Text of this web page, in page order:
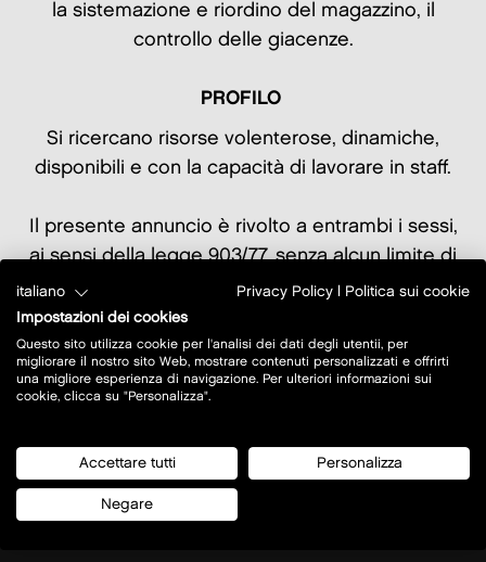
la sistemazione e riordino del magazzino, il
controllo delle giacenze.
PROFILO
Si ricercano risorse volenterose, dinamiche,
disponibili e con la capacità di lavorare in staff.
Il presente annuncio è rivolto a entrambi i sessi,
ai sensi della legge 903/77, senza alcun limite di
età e/o di nazionalità. Per candidarsi inviare il
proprio CV completo di autorizzazione al
trattamento dei dati personali e foto all'apposito
indirizzo email e inserire in oggetto "Magazziniere
Geox Castel Guelfo".
gs.castelgulefo823@geox.com
italiano Privacy Policy
Politica sui cookie
Impostazioni dei cookies
Questo sito utilizza cookie per l'analisi dei dati degli utentii, per
migliorare il nostro sito Web, mostrare contenuti personalizzati e offrirti
una migliore esperienza di navigazione. Per ulteriori informazioni sui
cookie, clicca su "Personalizza".
Accettare tutti Personalizza
Negare